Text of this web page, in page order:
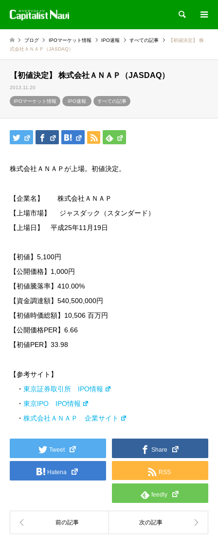
検索
ブログ IPOマーケット情報 IPO速報 すべての記事
【初値決定】 株
式会社ＡＮＡＰ（JASDAQ）
【初値決定】 株式会社ＡＮＡＰ（JASDAQ）
2013.11.20
IPOマーケット情報 IPO速報 すべての記事
株式会社ＡＮＡＰが上場。初値決定。
【企業名】 株式会社ＡＮＡＰ
【上場市場】 ジャスダック（スタンダード）
【上場日】 平成25年11月19日
【初値】5,100円
【公開価格】1,000円
【初値騰落率】410.00%
【資金調達額】540,500,000円
【初値時価総額】10,506 百万円
【公開価格PER】6.66
【初値PER】33.98
【参考サイト】
・ 東京証券取引所 IPO情報
・ 東京IPO IPO情報
・ 株式会社ＡＮＡＰ 企業サイト
Tweet Share
Hatena RSS
feedly